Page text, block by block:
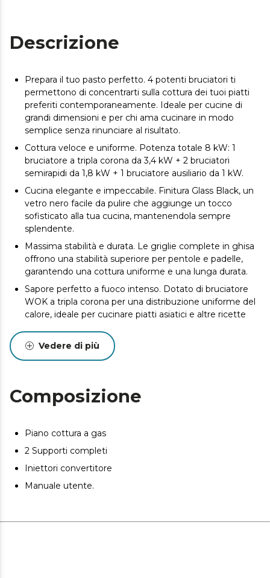
Descrizione
Prepara il tuo pasto perfetto. 4 potenti bruciatori ti
permettono di concentrarti sulla cottura dei tuoi piatti
preferiti contemporaneamente. Ideale per cucine di
grandi dimensioni e per chi ama cucinare in modo
semplice senza rinunciare al risultato.
Cottura veloce e uniforme. Potenza totale 8 kW: 1
bruciatore a tripla corona da 3,4 kW + 2 bruciatori
semirapidi da 1,8 kW + 1 bruciatore ausiliario da 1 kW.
Cucina elegante e impeccabile. Finitura Glass Black, un
vetro nero facile da pulire che aggiunge un tocco
sofisticato alla tua cucina, mantenendola sempre
splendente.
Massima stabilità e durata. Le griglie complete in ghisa
offrono una stabilità superiore per pentole e padelle,
garantendo una cottura uniforme e una lunga durata.
Sapore perfetto a fuoco intenso. Dotato di bruciatore
WOK a tripla corona per una distribuzione uniforme del
calore, ideale per cucinare piatti asiatici e altre ricette
Dimentica fiammiferi e accendini. Accensione
elettronica per un avvio rapido e sicuro, con maggiore
Cucina in tutta tranquillità. Un sistema di valvole di
sicurezza interrompe automaticamente l'erogazione
e garantendo la tranquillità della tua famiglia.
Scegli il gas in base alla tua ricetta. L'accessorio di
conversione ti offre la flessibilità di scegliere tra gas
naturale o butano in base alle tue esigenze.
Vedere di più
Composizione
Piano cottura a gas
2 Supporti completi
Iniettori convertitore
Manuale utente.